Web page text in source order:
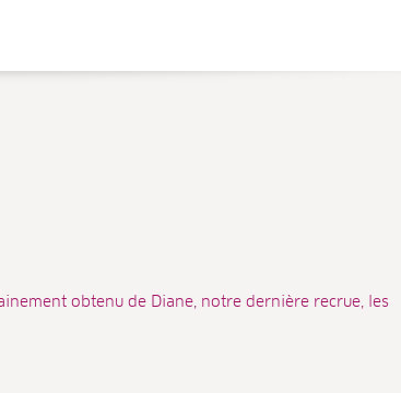
obtenu de Diane, notre dernière recrue, les